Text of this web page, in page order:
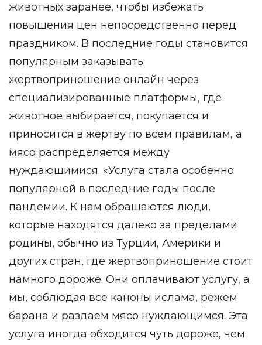
животных заранее, чтобы избежать
повышения цен непосредственно перед
праздником. В последние годы становится
популярным заказывать
жертвоприношение онлайн через
специализированные платформы, где
животное выбирается, покупается и
приносится в жертву по всем правилам, а
мясо распределяется между
нуждающимися. «Услуга стала особенно
популярной в последние годы после
пандемии. К нам обращаются люди,
которые находятся далеко за пределами
родины, обычно из Турции, Америки и
других стран, где жертвоприношение стоит
намного дороже. Они оплачивают услугу, а
мы, соблюдая все каноны ислама, режем
барана и раздаем мясо нуждающимся. Эта
услуга иногда обходится чуть дороже, чем